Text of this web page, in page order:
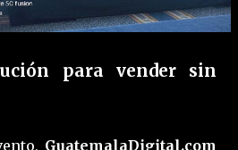
para vender sin
GuatemalaDigital.com